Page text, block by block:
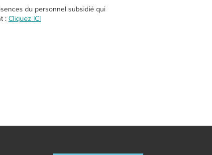
du personnel subsidié qui
: Cliquez ICI